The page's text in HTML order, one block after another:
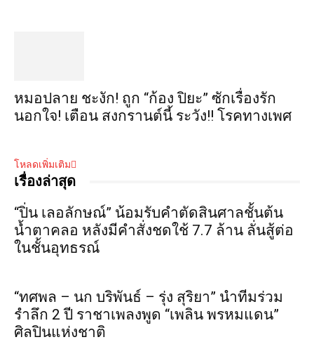
หมอปลาย ชะงัก! ถูก “ก้อง ปิยะ” ซักเรื่องรัก
นอกใจ! เตือน สงกรานต์นี้ ระวัง!! โรคทางเพศ
โหลดเพิ่มเติม
เรื่องล่าสุด
“ปิ่น เลอลักษณ์” น้อมรับคำตัดสินศาลชั้นต้น
น้ำตาคลอ หลังมีคำสั่งชดใช้ 7.7 ล้าน ลั่นสู้ต่อ
ในชั้นอุทธรณ์
“ทศพล – นก บริพันธ์ – รุ่ง สุริยา” นำทีมร่วม
รำลึก 2 ปี ราชาเพลงพูด “เพลิน พรหมแดน”
ศิลปินแห่งชาติ